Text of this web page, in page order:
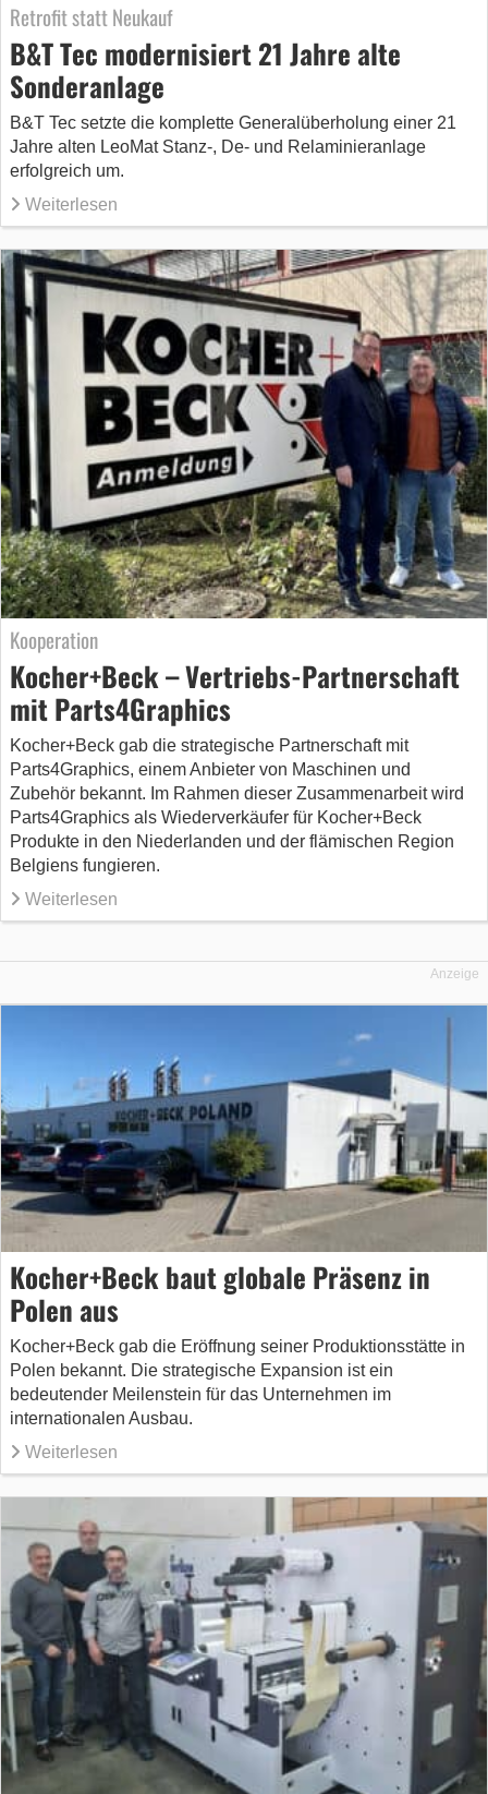
Retrofit statt Neukauf
B&T Tec modernisiert 21 Jahre alte
Sonderanlage
B&T Tec setzte die komplette Generalüberholung einer 21
Jahre alten LeoMat Stanz-, De- und Relaminieranlage
erfolgreich um.
Weiterlesen
Kooperation
Kocher+Beck – Vertriebs-Partnerschaft
mit Parts4Graphics
Kocher+Beck gab die strategische Partnerschaft mit
Parts4Graphics, einem Anbieter von Maschinen und
Zubehör bekannt. Im Rahmen dieser Zusammenarbeit wird
Parts4Graphics als Wiederverkäufer für Kocher+Beck
Produkte in den Niederlanden und der flämischen Region
Belgiens fungieren.
Weiterlesen
Anzeige
Kocher+Beck baut globale Präsenz in
Polen aus
Kocher+Beck gab die Eröffnung seiner Produktionsstätte in
Polen bekannt. Die strategische Expansion ist ein
bedeutender Meilenstein für das Unternehmen im
internationalen Ausbau.
Weiterlesen